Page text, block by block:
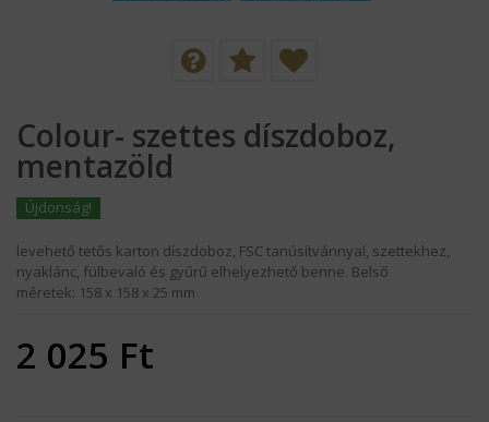
Colour- szettes díszdoboz,
mentazöld
Újdonság!
levehető tetős karton díszdoboz, FSC tanúsítvánnyal, szettekhez,
nyaklánc, fülbevaló és gyűrű elhelyezhető benne. Belső
méretek: 158 x 158 x 25 mm
2 025 Ft